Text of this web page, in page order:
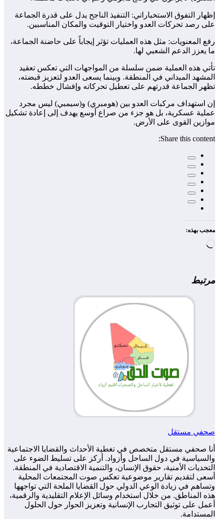
إظهار التفوق الاستخباراتي: التنفيذ الناجح يدل على قدرة الجماعة
على رصد تحركات العدو واختيار التوقيت والمكان المناسبين.
رفع المعنويات: مثل هذه العمليات تؤثر إيجاباً على حاضنة الجماعة،
ما يعزز الدعم الشعبي لها.
تأتي هذه العملية ضمن سلسلة من المواجهات التي تعكس تعقيد
المشهد الميداني في المنطقة. وبينما يسعى العدو لتعزيز قبضته،
تظهر الجماعة قدرتهم على تعطيل تحركاته وإفشال خططه.
إن استهداف مركبات العدو بين (هومبري) و(سيمبي) ليس مجرد
عملية عسكرية، بل هو جزء من صراع أوسع يهدف إلى إعادة تشكيل
موازين القوى على الأرض.
Share this content:
معجب بهذه:
جاري
مرتبط
صحفي مستقل
أنا صحفي مستقل متخصص في تغطية الأحداث والقضايا الاجتماعية
والسياسية في دول الساحل وأزواد. أركز على تسليط الضوء على
التحديات الأمنية، حقوق الإنسان، والتنمية الاقتصادية في المنطقة.
أسعى لتقديم تقارير موضوعية تعكس صوت المجتمعات المحلية
وتساهم في زيادة الوعي الدولي حول القضايا الملحة التي تواجهها
هذه المناطق. من خلال استخدام وسائل الإعلام التقليدية والرقمية،
أعمل على توثيق التجارب الإنسانية وتعزيز الحوار حول الحلول
المستدامة.